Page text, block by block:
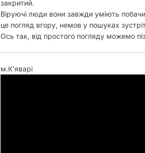
закритий.
Віруючі люди вони завжди уміють
це погляд вгору, немов у пошуках
Ось так, від простого погляду можемо
м.Кʼяварі